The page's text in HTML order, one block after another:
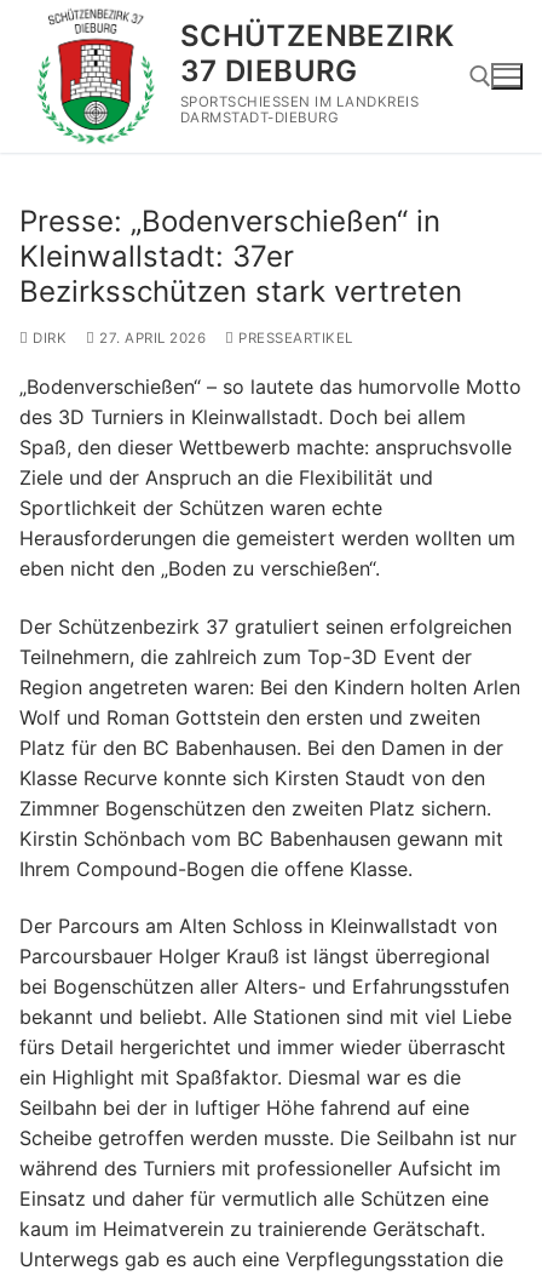
springen
SCHÜTZENBEZIRK
37 DIEBURG
SPORTSCHIESSEN IM LANDKREIS
DARMSTADT-DIEBURG
Presse: „Bodenverschießen“ in
Kleinwallstadt: 37er
Bezirksschützen stark vertreten
DIRK 27. APRIL 2026 PRESSEARTIKEL
„Bodenverschießen“ – so lautete das humorvolle Motto
des 3D Turniers in Kleinwallstadt. Doch bei allem
Spaß, den dieser Wettbewerb machte: anspruchsvolle
Ziele und der Anspruch an die Flexibilität und
Sportlichkeit der Schützen waren echte
Herausforderungen die gemeistert werden wollten um
eben nicht den „Boden zu verschießen“.
Der Schützenbezirk 37 gratuliert seinen erfolgreichen
Teilnehmern, die zahlreich zum Top-3D Event der
Region angetreten waren: Bei den Kindern holten Arlen
Wolf und Roman Gottstein den ersten und zweiten
Platz für den BC Babenhausen. Bei den Damen in der
Klasse Recurve konnte sich Kirsten Staudt von den
Zimmner Bogenschützen den zweiten Platz sichern.
Kirstin Schönbach vom BC Babenhausen gewann mit
Ihrem Compound-Bogen die offene Klasse.
Der Parcours am Alten Schloss in Kleinwallstadt von
Parcoursbauer Holger Krauß ist längst überregional
bei Bogenschützen aller Alters- und Erfahrungsstufen
bekannt und beliebt. Alle Stationen sind mit viel Liebe
fürs Detail hergerichtet und immer wieder überrascht
ein Highlight mit Spaßfaktor. Diesmal war es die
Seilbahn bei der in luftiger Höhe fahrend auf eine
Scheibe getroffen werden musste. Die Seilbahn ist nur
während des Turniers mit professioneller Aufsicht im
Einsatz und daher für vermutlich alle Schützen eine
kaum im Heimatverein zu trainierende Gerätschaft.
Unterwegs gab es auch eine Verpflegungsstation die